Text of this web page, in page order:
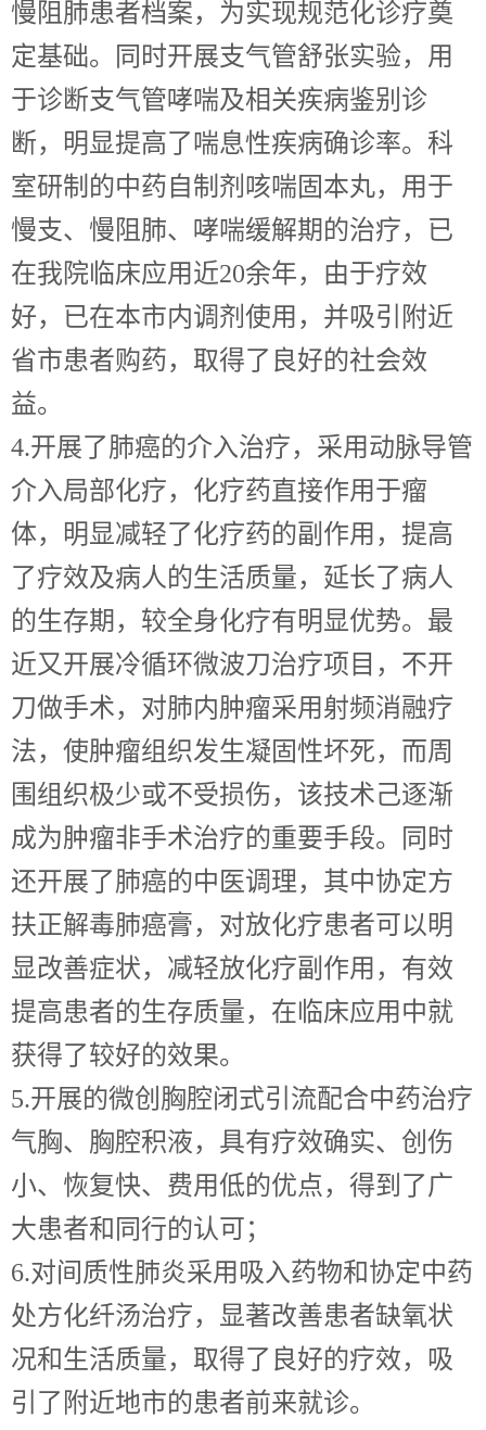
慢阻肺患者档案，为实现规范化诊疗奠
定基础。同时开展支气管舒张实验，用
于诊断支气管哮喘及相关疾病鉴别诊
断，明显提高了喘息性疾病确诊率。科
室研制的中药自制剂咳喘固本丸，用于
慢支、慢阻肺、哮喘缓解期的治疗，已
在我院临床应用近20余年，由于疗效
好，已在本市内调剂使用，并吸引附近
省市患者购药，取得了良好的社会效
益。
4.开展了肺癌的介入治疗，采用动脉导管
介入局部化疗，化疗药直接作用于瘤
体，明显减轻了化疗药的副作用，提高
了疗效及病人的生活质量，延长了病人
的生存期，较全身化疗有明显优势。最
近又开展冷循环微波刀治疗项目，不开
刀做手术，对肺内肿瘤采用射频消融疗
法，使肿瘤组织发生凝固性坏死，而周
围组织极少或不受损伤，该技术己逐渐
成为肿瘤非手术治疗的重要手段。同时
还开展了肺癌的中医调理，其中协定方
扶正解毒肺癌膏，对放化疗患者可以明
显改善症状，减轻放化疗副作用，有效
提高患者的生存质量，在临床应用中就
获得了较好的效果。
5.开展的微创胸腔闭式引流配合中药治疗
气胸、胸腔积液，具有疗效确实、创伤
小、恢复快、费用低的优点，得到了广
大患者和同行的认可；
6.对间质性肺炎采用吸入药物和协定中药
处方化纤汤治疗，显著改善患者缺氧状
况和生活质量，取得了良好的疗效，吸
引了附近地市的患者前来就诊。